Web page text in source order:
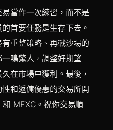
當作一次練習，而不是
首要任務是生存下去。
重整策略、再戰沙場的
鳴驚人，調整好期望
在市場中獲利。最後，
和返傭優惠的交易所開
MEXC。祝你交易順